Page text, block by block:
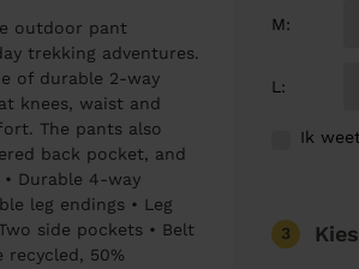
outdoor pant
trekking adventures.
of durable 2-way
knees, waist and
The pants also
back pocket, and
Durable 4-way
leg endings • Leg
side pockets • Belt
recycled, 50%
M:
L :
Ik
3